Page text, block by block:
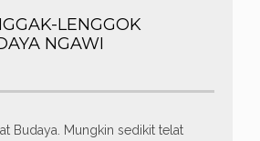
LENGGOK
NGAWI
Budaya. Mungkin sedikit telat